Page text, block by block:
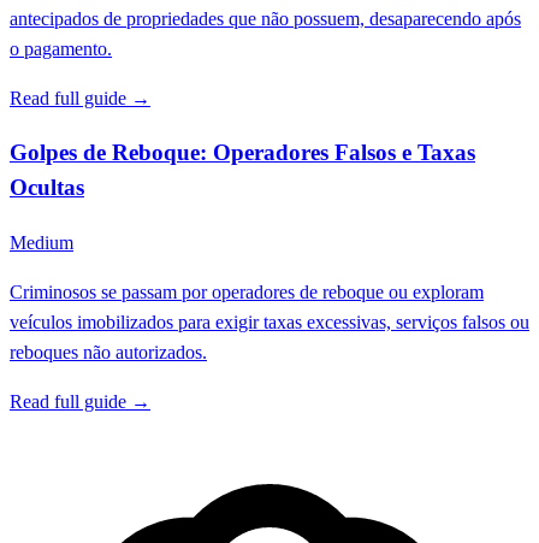
antecipados de propriedades que não possuem, desaparecendo após
o pagamento.
Read full guide →
Golpes de Reboque: Operadores Falsos e Taxas
Ocultas
Medium
Criminosos se passam por operadores de reboque ou exploram
veículos imobilizados para exigir taxas excessivas, serviços falsos ou
reboques não autorizados.
Read full guide →